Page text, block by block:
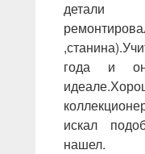
года и
искал
нашел.